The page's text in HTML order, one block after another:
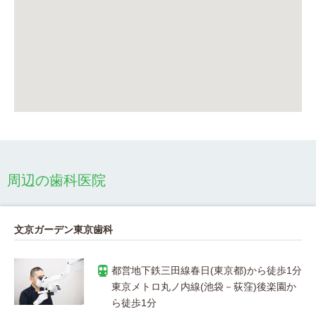
周辺の歯科医院
文京ガーデン東京歯科
東京メトロ丸ノ内線(池袋－荻窪)後楽園か